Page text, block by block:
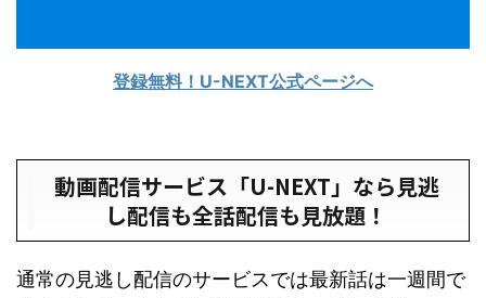
登録無料！U-NEXT公式ページへ
動画配信サービス「U-NEXT」なら見逃
し配信も全話配信も見放題！
通常の見逃し配信のサービスでは最新話は一週間で